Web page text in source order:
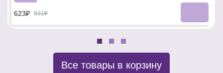
623₽ 831₽
Все товары в корзину